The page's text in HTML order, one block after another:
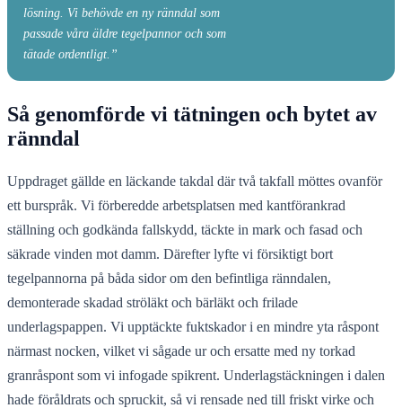
lösning. Vi behövde en ny ränndal som
passade våra äldre tegelpannor och som
tätade ordentligt.”
Så genomförde vi tätningen och bytet av
ränndal
Uppdraget gällde en läckande takdal där två takfall möttes ovanför
ett burspråk. Vi förberedde arbetsplatsen med kantförankrad
ställning och godkända fallskydd, täckte in mark och fasad och
säkrade vinden mot damm. Därefter lyfte vi försiktigt bort
tegelpannorna på båda sidor om den befintliga ränndalen,
demonterade skadad ströläkt och bärläkt och frilade
underlagspappen. Vi upptäckte fuktskador i en mindre yta råspont
närmast nocken, vilket vi sågade ur och ersatte med ny torkad
granråspont som vi infogade spikrent. Underlagstäckningen i dalen
hade föråldrats och spruckit, så vi rensade ned till friskt virke och